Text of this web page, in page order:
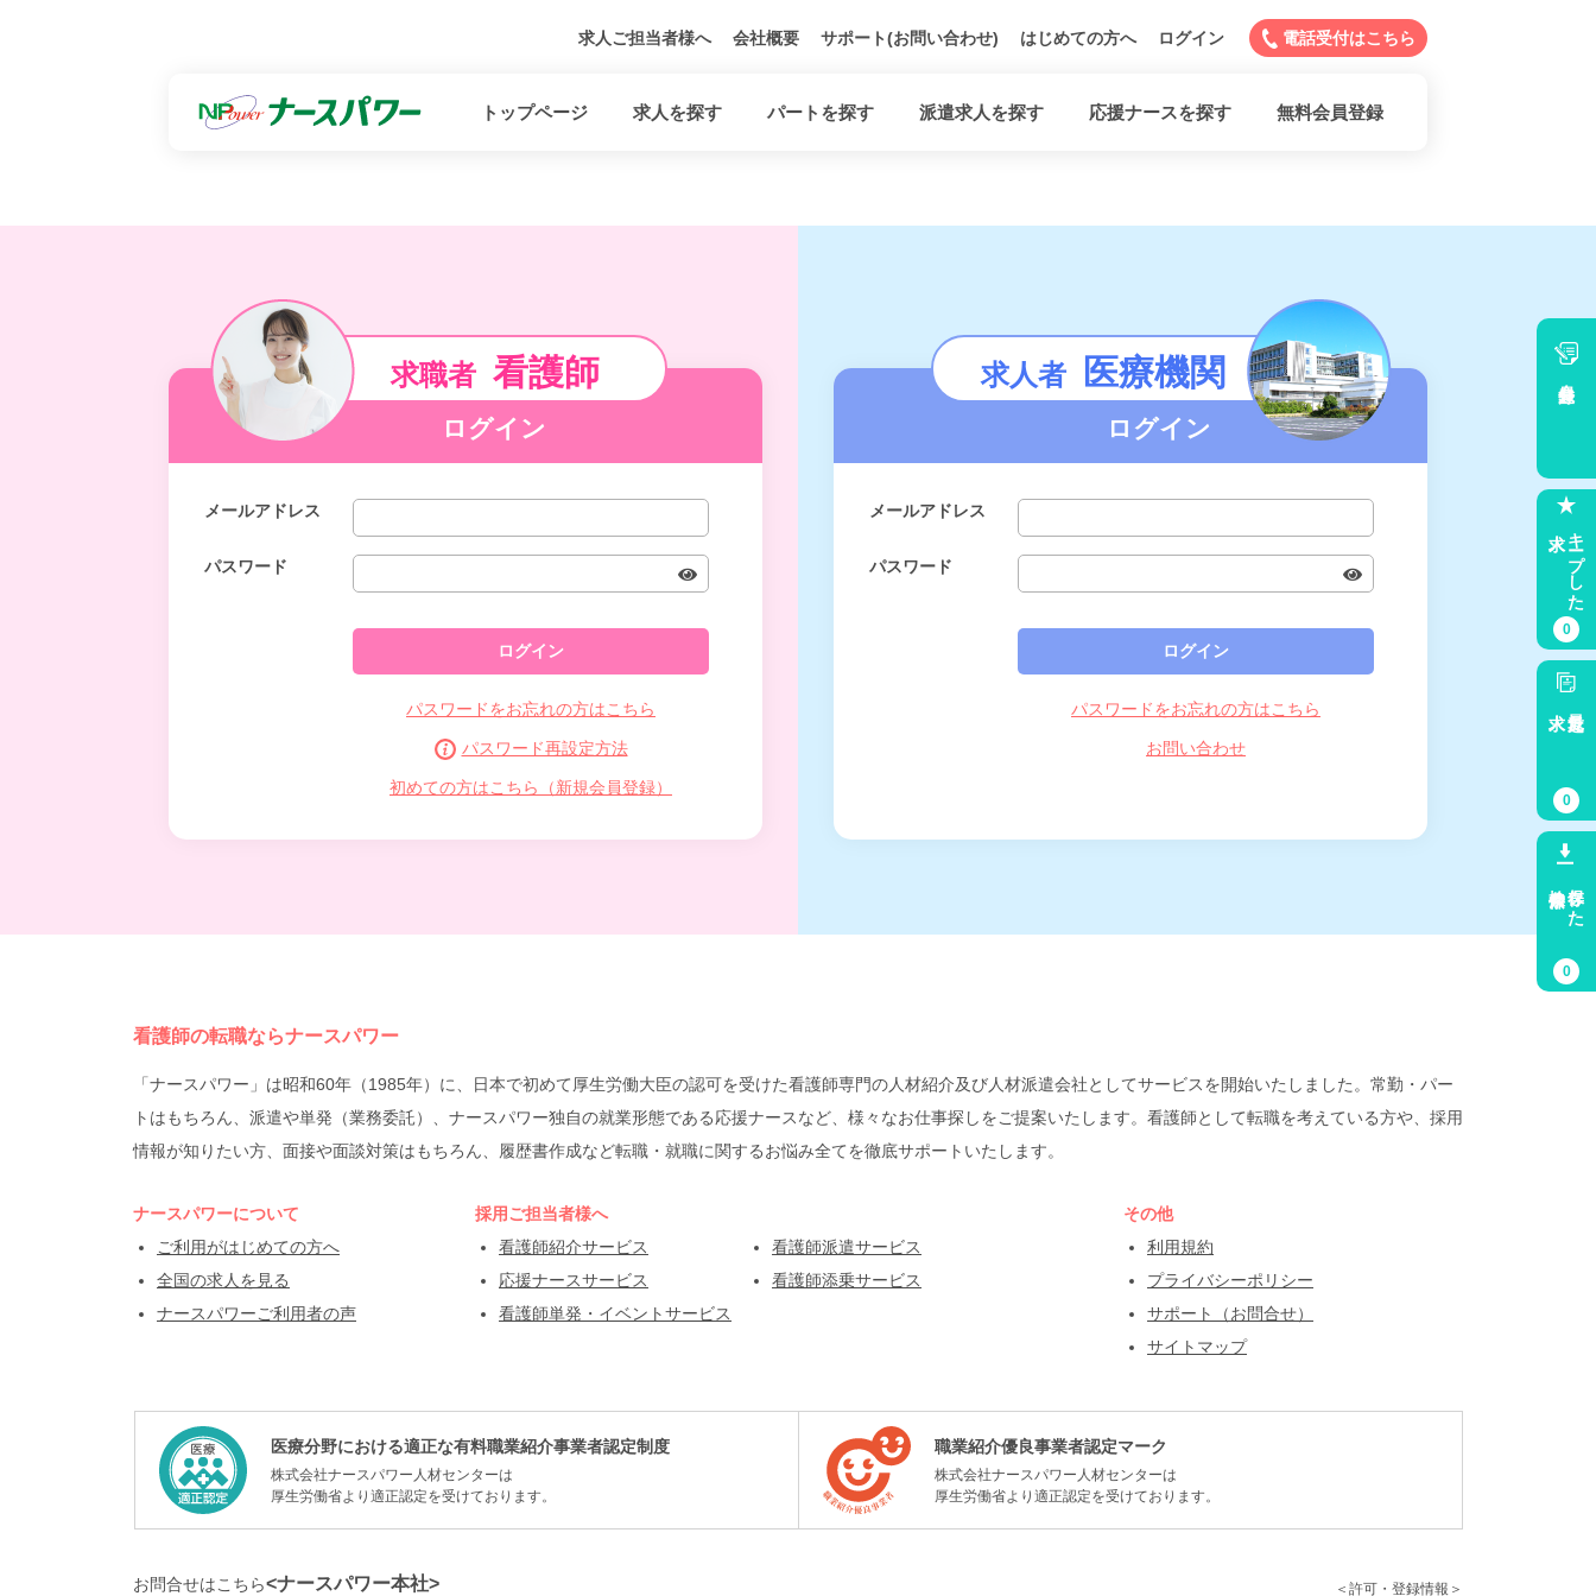
求人ご担当者様へ 会社概要 サポート(お問い合わせ) はじめての方へ ログイン 電話受付はこちら
トップページ 求人を探す パートを探す 派遣求人を探す 応援ナースを探す 無料会員登録
求職者 看護師
ログイン
メールアドレス
パスワード
パスワードをお忘れの方はこちら
パスワード再設定方法
初めての方はこちら（新規会員登録）
求人者 医療機関
ログイン
メールアドレス
パスワード
パスワードをお忘れの方はこちら
お問い合わせ
看護師の転職ならナースパワー
「ナースパワー」は昭和60年（1985年）に、日本で初めて厚生労働大臣の認可を受けた看護師専門の人材紹介及び人材派遣会社としてサービスを開始いたしました。常勤・パー
トはもちろん、派遣や単発（業務委託）、ナースパワー独自の就業形態である応援ナースなど、様々なお仕事探しをご提案いたします。看護師として転職を考えている方や、採用
情報が知りたい方、面接や面談対策はもちろん、履歴書作成など転職・就職に関するお悩み全てを徹底サポートいたします。
ナースパワーについて
ご利用がはじめての方へ
全国の求人を見る
ナースパワーご利用者の声
採用ご担当者様へ
看護師紹介サービス
応援ナースサービス
看護師単発・イベントサービス
看護師派遣サービス
看護師添乗サービス
その他
利用規約
プライバシーポリシー
サポート（お問合せ）
サイトマップ
医療分野における適正な有料職業紹介事業者認定制度
株式会社ナースパワー人材センターは
厚生労働省より適正認定を受けております。
職業紹介優良事業者認定マーク
株式会社ナースパワー人材センターは
厚生労働省より適正認定を受けております。
お問合せはこちら<ナースパワー本社> ＜許可・登録情報＞
キープした
0
最近見た
0
保存した
0